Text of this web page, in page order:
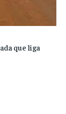
que liga